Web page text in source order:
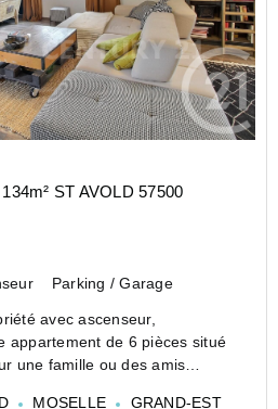
ST AVOLD 57500
Parking / Garage
avec ascenseur,
une famille ou des amis
MOSELLE GRAND-EST